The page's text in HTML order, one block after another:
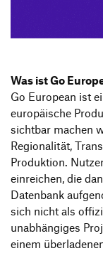
Was ist Go
Go European ist
europäische
sichtbar machen
Regionalität,
Produktion.
einreichen, die
Datenbank
sich nicht als
unabhängiges
einem